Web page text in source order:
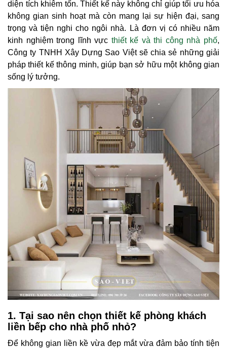
diện tích khiêm tốn. Thiết kế này không chỉ giúp tối ưu hóa
không gian sinh hoạt mà còn mang lại sự hiện đại, sang
trọng và tiện nghi cho ngôi nhà. Là đơn vị có nhiều năm
kinh nghiệm trong lĩnh vực thiết kế và thi công nhà phố,
Công ty TNHH Xây Dựng Sao Việt sẽ chia sẻ những giải
pháp thiết kế thông minh, giúp bạn sở hữu một không gian
sống lý tưởng.
1. Tại sao nên chọn thiết kế phòng khách
liền bếp cho nhà phố nhỏ?
Để không gian liền kề vừa đẹp mắt vừa đảm bảo tính tiện